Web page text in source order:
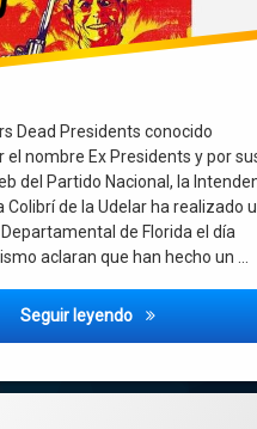
Dead Presidents conocido
nombre Ex Presidents y por
del Partido Nacional, la
Colibrí de la Udelar ha realizado
de Florida el día
aclaran que han hecho un …
Seguir leyendo Hackeo y robo
en Como instalar juegos y